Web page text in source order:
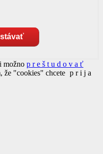
možno p r e š t u d o v a ť
že "cookies" chcete p r i j a